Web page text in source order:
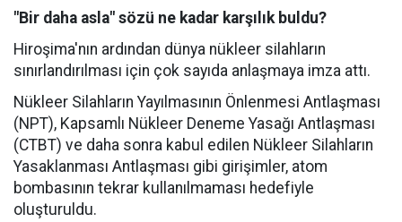
"Bir daha asla" sözü ne kadar karşılık buldu?
Hiroşima'nın ardından dünya nükleer silahların
sınırlandırılması için çok sayıda anlaşmaya imza attı.
Nükleer Silahların Yayılmasının Önlenmesi Antlaşması
(NPT), Kapsamlı Nükleer Deneme Yasağı Antlaşması
(CTBT) ve daha sonra kabul edilen Nükleer Silahların
Yasaklanması Antlaşması gibi girişimler, atom
bombasının tekrar kullanılmaması hedefiyle
oluşturuldu.